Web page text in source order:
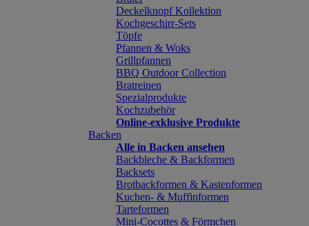
Deckelknopf Kollektion
Kochgeschirr-Sets
Töpfe
Pfannen & Woks
Grillpfannen
BBQ Outdoor Collection
Bratreinen
Spezialprodukte
Kochzubehör
Online-exklusive Produkte
Backen
Alle in Backen ansehen
Backbleche & Backformen
Backsets
Brotbackformen & Kastenformen
Kuchen- & Muffinformen
Tarteformen
Mini-Cocottes & Förmchen